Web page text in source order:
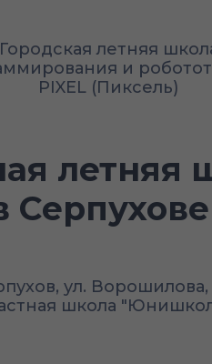
летняя
Серпухове
ул. Ворошилова,
школа
Городская летняя
и
PIXEL (Пиксель)